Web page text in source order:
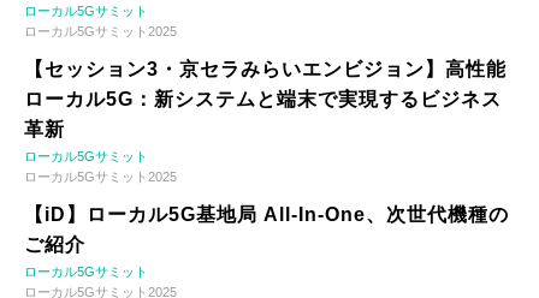
ローカル5Gサミット
ローカル5Gサミット2025
【セッション3・京セラみらいエンビジョン】高性能
ローカル5G：新システムと端末で実現するビジネス
革新
ローカル5Gサミット
ローカル5Gサミット2025
【iD】ローカル5G基地局 All-In-One、次世代機種の
ご紹介
ローカル5Gサミット
ローカル5Gサミット2025